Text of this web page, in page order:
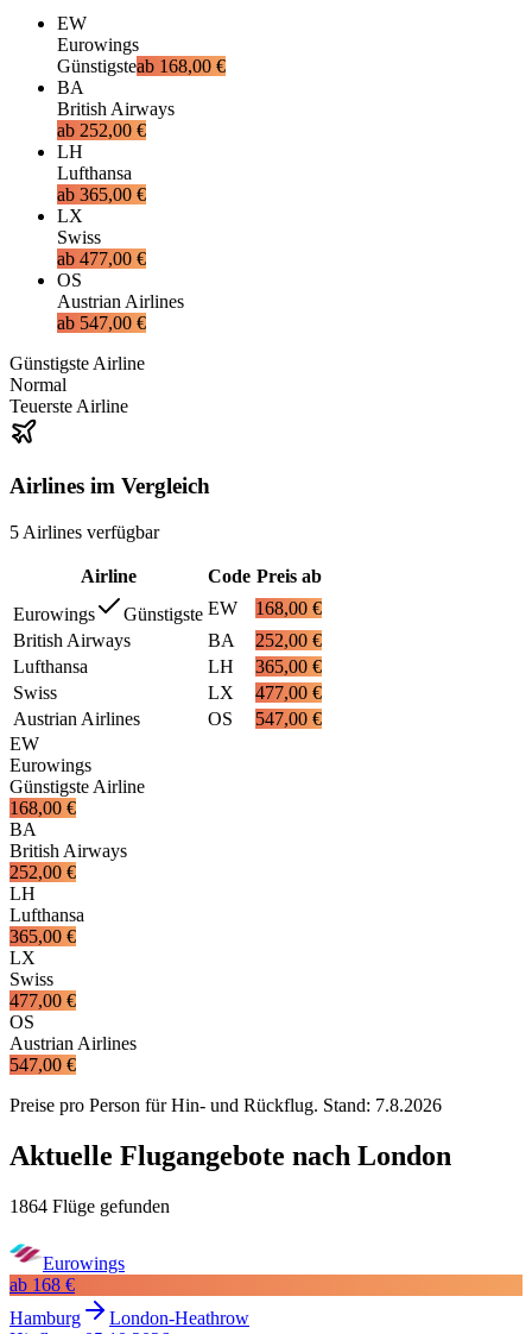
EW
Eurowings
Günstigsteab 168,00 €
BA
British Airways
ab 252,00 €
LH
Lufthansa
ab 365,00 €
LX
Swiss
ab 477,00 €
OS
Austrian Airlines
ab 547,00 €
Günstigste Airline
Normal
Teuerste Airline
Airlines im Vergleich
5 Airlines verfügbar
Airline Code Preis ab
Eurowings
Günstigste EW
168,00 €
British Airways
BA
252,00 €
Lufthansa
LH
365,00 €
Swiss
LX
477,00 €
Austrian Airlines
OS
547,00 €
EW
Eurowings
Günstigste Airline
168,00 €
BA
British Airways
252,00 €
LH
Lufthansa
365,00 €
LX
Swiss
477,00 €
OS
Austrian Airlines
547,00 €
Preise pro Person für Hin- und Rückflug. Stand: 7.8.2026
Aktuelle Flugangebote nach London
1864 Flüge gefunden
Eurowings
ab 168 €
Hamburg
London-Heathrow